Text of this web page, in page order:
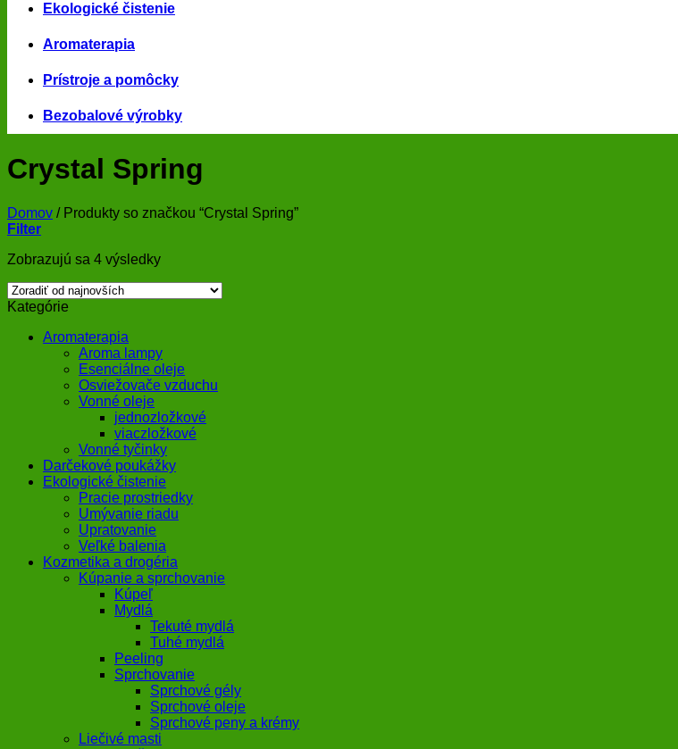
Ekologické čistenie
Aromaterapia
Prístroje a pomôcky
Bezobalové výrobky
Crystal Spring
Domov /Produkty so značkou “Crystal Spring”
Filter
Zobrazujú sa 4 výsledkyZoradené
najnovších
Kategórie
Aromaterapia
Aroma lampy
Esenciálne oleje
Osviežovače vzduchu
Vonné oleje
jednozložkové
viaczložkové
Vonné tyčinky
Darčekové poukážky
Ekologické čistenie
Pracie prostriedky
Umývanie riadu
Upratovanie
Veľké balenia
Kozmetika a drogéria
Kúpanie a sprchovanie
Kúpeľ
Mydlá
Tekuté mydlá
Tuhé mydlá
Peeling
Sprchovanie
Sprchové gély
Sprchové oleje
Sprchové peny a krémy
Liečivé masti